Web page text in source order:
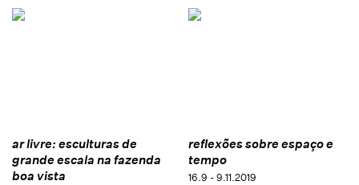
ar livre: esculturas de
grande escala na fazenda
boa vista
reflexões sobre espaço e
tempo
16.9 - 9.11.2019